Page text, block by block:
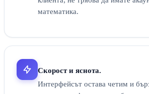
математика.
Скорост и яснота.
Интерфейсът остава четим и